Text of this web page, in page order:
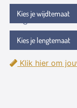
Lengtemaat
Klik hier om